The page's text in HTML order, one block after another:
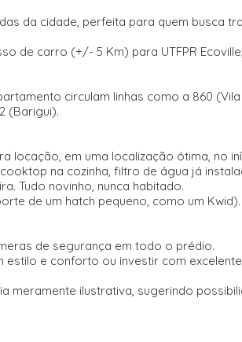
da cidade, perfeita para quem busca
de carro (+/- 5 Km) para UTFPR
circulam linhas como a 860
(Barigui).
em uma localização ótima, no
na cozinha, filtro de água já
Tudo novinho, nunca habitado.
de um hatch pequeno, como um Kwid).
de segurança em todo o prédio.
e conforto ou investir com
meramente ilustrativa, sugerindo